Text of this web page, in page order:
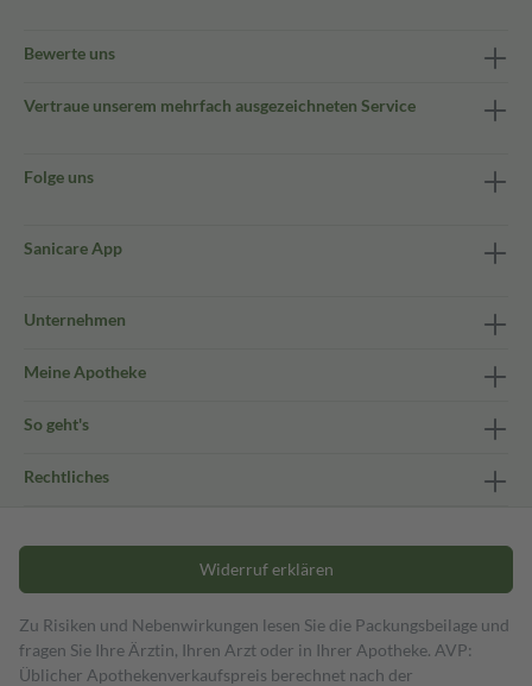
Bewerte uns
Vertraue unserem mehrfach ausgezeichneten Service
Folge uns
Sanicare App
Unternehmen
Meine Apotheke
So geht's
Rechtliches
Widerruf erklären
Zu Risiken und Nebenwirkungen lesen Sie die Packungsbeilage und
fragen Sie Ihre Ärztin, Ihren Arzt oder in Ihrer Apotheke. AVP:
Üblicher Apothekenverkaufspreis berechnet nach der